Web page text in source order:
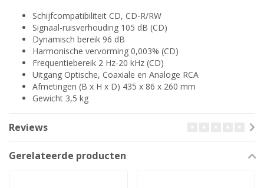
Schijfcompatibiliteit CD, CD-R/RW
Signaal-ruisverhouding 105 dB (CD)
Dynamisch bereik 96 dB
Harmonische vervorming 0,003% (CD)
Frequentiebereik 2 Hz-20 kHz (CD)
Uitgang Optische, Coaxiale en Analoge RCA
Afmetingen (B x H x D) 435 x 86 x 260 mm
Gewicht 3,5 kg
Reviews
Gerelateerde producten